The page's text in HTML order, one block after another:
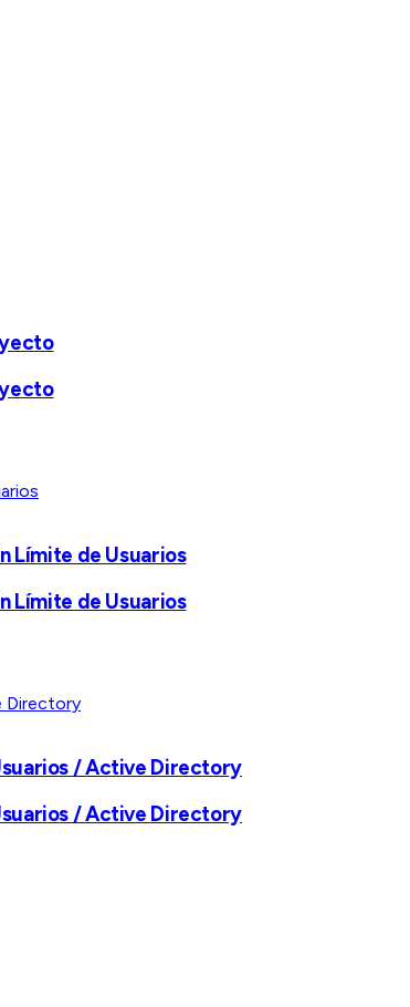
Límite de Usuarios
Límite de Usuarios
/ Active Directory
/ Active Directory